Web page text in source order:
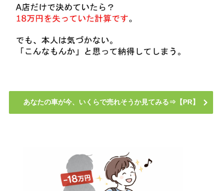
あなたの車が今、いくらで売れそうか見てみる⇒【PR】